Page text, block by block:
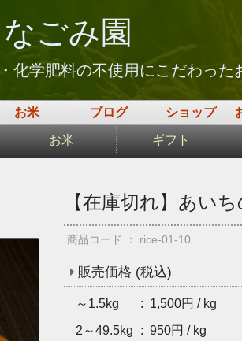
なごみ園
化学肥料の不使用にこだわった
お米 ブログ ショップ
お米 ギフト
【在庫切れ】あい
商品コード ： rice-01-10
販売価格 (税込)
～1.5kg
1,500円 / kg
2～49.5kg
950円 / kg